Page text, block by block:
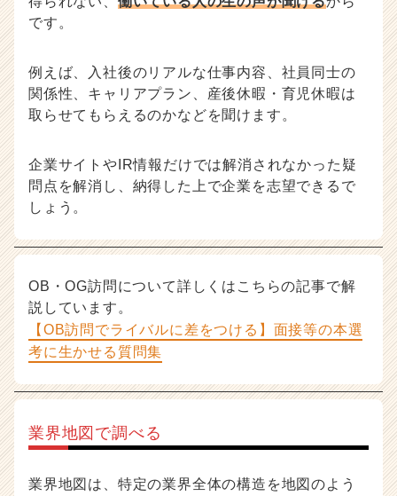
です。
例えば、入社後のリアルな仕事内容、社員同士の
関係性、キャリアプラン、産後休暇・育児休暇は
取らせてもらえるのかなどを聞けます。
企業サイトやIR情報だけでは解消されなかった疑
問点を解消し、納得した上で企業を志望できるで
しょう。
OB・OG訪問について詳しくはこちらの記事で解
説しています。
【OB訪問でライバルに差をつける】面接等の本選
考に生かせる質問集
業界地図で調べる
業界地図は、特定の業界全体の構造を地図のよう